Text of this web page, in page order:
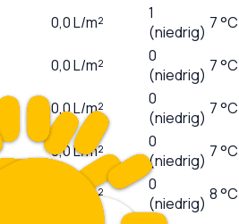
0,0L/m²
1
(niedrig) 7 °C
0,0L/m²
0
(niedrig) 7 °C
0,0L/m²
0
(niedrig) 7 °C
0,0L/m²
0
(niedrig) 7 °C
L/m²
0
(niedrig) 8 °C